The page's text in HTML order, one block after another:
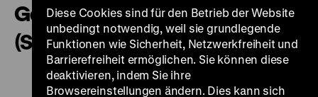
Geschlecht in Fesseln
(Sexualnot der Gefangenen)
Diese Cookies sind für den Betrieb der Website
unbedingt notwendig, weil sie grundlegende
Funktionen wie Sicherheit, Netzwerkfreiheit und
Barrierefreiheit ermöglichen. Sie können diese
deaktivieren, indem Sie ihre
Browsereinstellungen ändern. Dies kann sich